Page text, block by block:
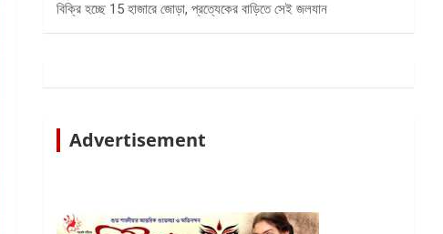
বিক্রি হচ্ছে 15 হাজারে জোড়া, প্রত্যেকের বাড়িতে সেই জলযান
Advertisement